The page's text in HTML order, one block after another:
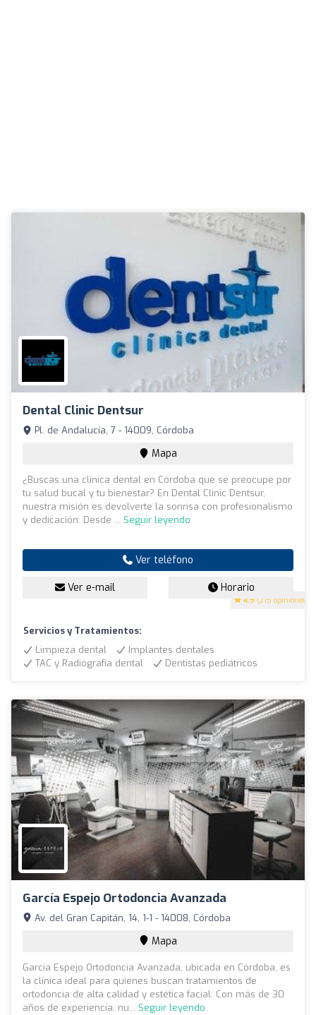
Dental Clinic Dentsur
4.9 (215 opiniones)
Pl. de Andalucía, 7 - 14009, Córdoba
Mapa
¿Buscas una clínica dental en Córdoba que se preocupe por
tu salud bucal y tu bienestar? En Dental Clinic Dentsur,
nuestra misión es devolverte la sonrisa con profesionalismo
y dedicación. Desde ... Seguir leyendo
Ver teléfono
Ver e-mail Horario
Servicios y Tratamientos:
Limpieza dental
Implantes dentales
TAC y Radiografía dental
Dentistas pediátricos
García Espejo Ortodoncia Avanzada
Av. del Gran Capitán, 14, 1-1 - 14008, Córdoba
Mapa
García Espejo Ortodoncia Avanzada, ubicada en Córdoba, es
la clínica ideal para quienes buscan tratamientos de
ortodoncia de alta calidad y estética facial. Con más de 30
años de experiencia, nu... Seguir leyendo